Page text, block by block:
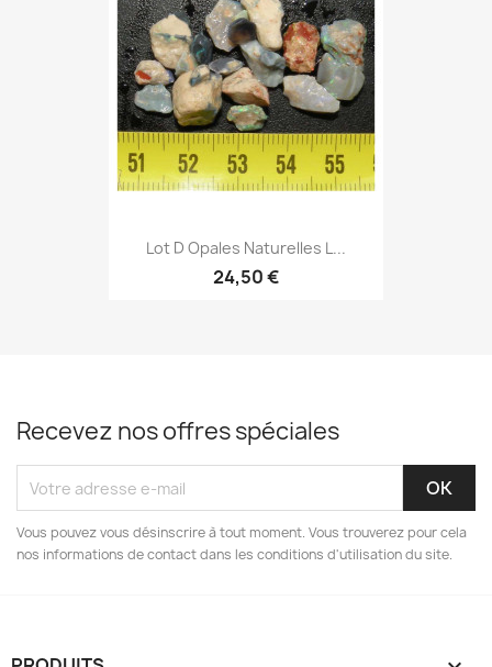
Lot D Opales Naturelles L...
24,50 €
Recevez nos offres spéciales
Vous pouvez vous désinscrire à tout moment. Vous trouverez pour cela
nos informations de contact dans les conditions d'utilisation du site.